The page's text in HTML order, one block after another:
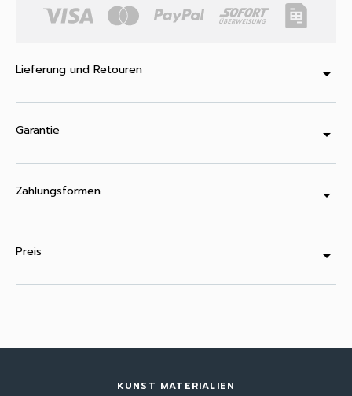
Lieferung und Retouren arrow_drop_down
Garantie arrow_drop_down
Zahlungsformen arrow_drop_down
Preis arrow_drop_down
KUNST MATERIALIEN